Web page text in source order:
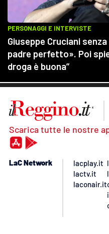
Scarica tutte le nostre
LaC Network
lacplay.it
lactv.it
laconair.it